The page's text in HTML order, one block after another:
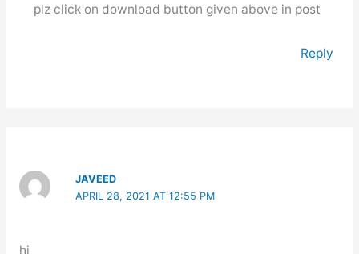
plz click on download button given above in post
Reply
JAVEED
APRIL 28, 2021 AT 12:55 PM
hi